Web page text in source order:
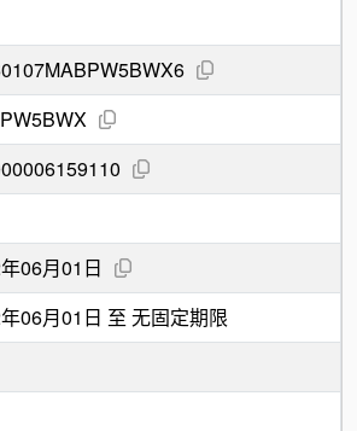
06月01日
06月01日 至 无固定期限